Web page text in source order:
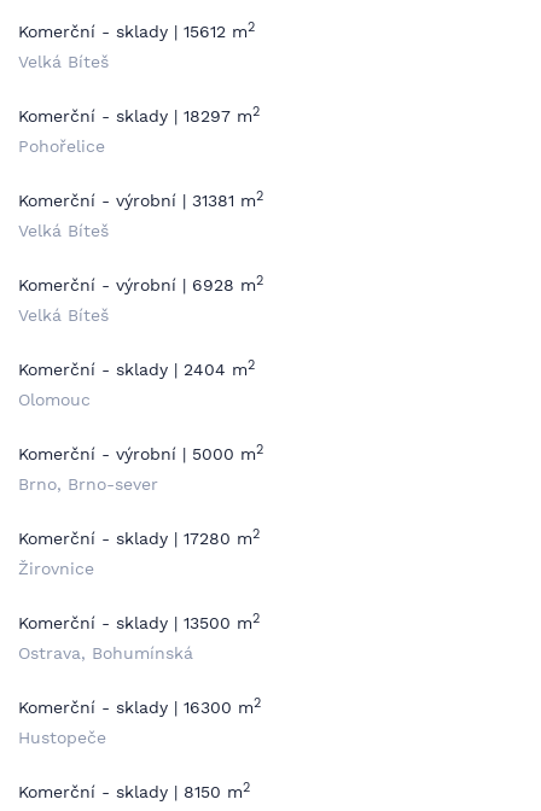
Komerční - sklady | 15612 m2
Velká Bíteš
Komerční - sklady | 18297 m2
Pohořelice
Komerční - výrobní | 31381 m2
Velká Bíteš
Komerční - výrobní | 6928 m2
Velká Bíteš
Komerční - sklady | 2404 m2
Olomouc
Komerční - výrobní | 5000 m2
Brno, Brno-sever
Komerční - sklady | 17280 m2
Žirovnice
Komerční - sklady | 13500 m2
Ostrava, Bohumínská
Komerční - sklady | 16300 m2
Hustopeče
Komerční - sklady | 8150 m2